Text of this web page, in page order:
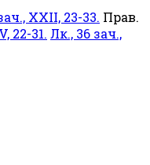
XXII, 23-33. Прав.
22-31. Лк., 36 зач.,